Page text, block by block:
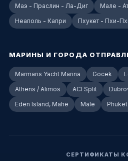
Маэ - Праслин - Ла-Диг
Мале -
Неаполь - Капри
Пхукет - Пхи-
МАРИНЫ И ГОРОДА
Marmaris Yacht Marina Gocek
Athens / Alimos
ACI Split
Eden Island, Mahe
Male
СЕРТИФИКАТЫ